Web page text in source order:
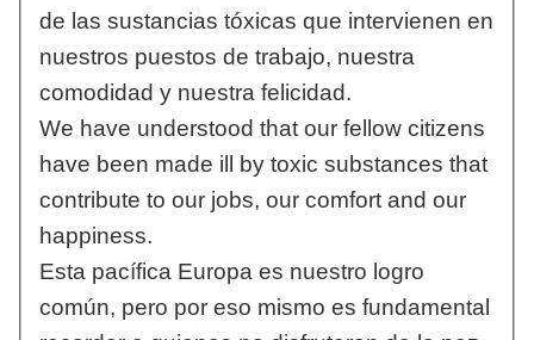
de las sustancias tóxicas que intervienen en
nuestros puestos de trabajo, nuestra
comodidad y nuestra felicidad.
We have understood that our fellow citizens
have been made ill by toxic substances that
contribute to our jobs, our comfort and our
happiness.
Esta pacífica Europa es nuestro logro
común, pero por eso mismo es fundamental